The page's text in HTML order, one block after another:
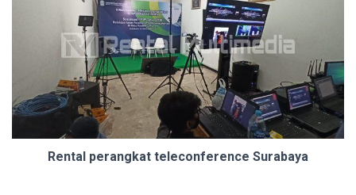
Rental perangkat teleconference Surabaya